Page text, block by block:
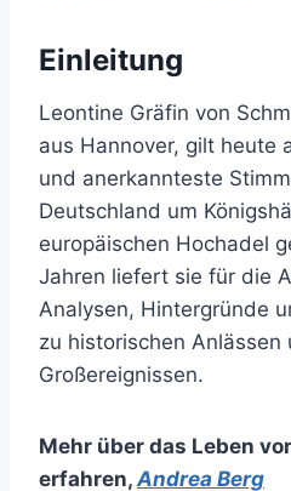
Einleitung
Leontine Gräfin von
aus Hannover, gilt heute
und anerkannteste
Deutschland um
europäischen Hochadel
Jahren liefert sie für die
Analysen, Hintergründe
zu historischen Anlässen
Großereignissen.
Mehr über das Leben
erfahren,Andrea Berg